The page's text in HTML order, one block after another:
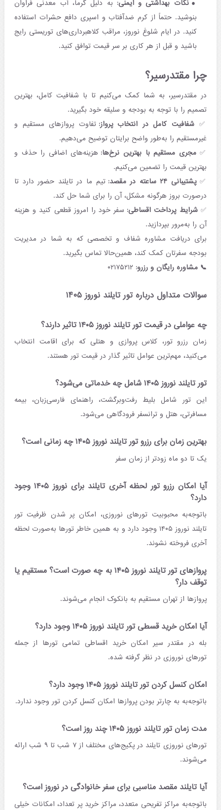
نکات بهداشتی و ایمنی: به دلیل گرما، آب معدنی فراوان
بنوشید. حتماً از کرم ضدآفتاب و اسپری دافع حشرات استفاده
کنید. در ایام شلوغ نوروز، مراقب کلاهبرداری‌های توریستی رایج
باشید و قبل از هر کاری بر سر قیمت توافق کنید.
چرا مقتدرسیر؟
در مقتدرسیر، به شما کمک می‌کنیم تا با شفافیت کامل، بهترین
تصمیم را با توجه به بودجه و سلیقه خود بگیرید.
✅شفافیت کامل در انتخاب پرواز: تفاوت پروازهای مستقیم و
غیرمستقیم را به‌طور واضح برایتان توضیح می‌دهیم.
✅مجری مستقیم با بهترین نرخ‌ها: هزینه‌های اضافی را حذف و
بهترین قیمت را تضمین می‌کنیم.
✅پشتیبانی ۲۴ ساعته در مقصد:
تیم ما در تایلند حضور دارد تا
درصورت بروز هرگونه مشکل، آن را برای شما حل کند.
✅شرایط پرداخت اقساطی: سفر خود را امروز قطعی کنید و هزینه
آن را به‌مرور بپردازید.
برای دریافت مشاوره شفاف و تخصصی که به شما در مدیریت
بودجه سفرتان کمک کند، همین‌حالا تماس بگیرید.
📞 مشاوره رایگان و رزرو: ۰۲۱۷۵۲۱۲
سوالات متداول درباره تور تایلند نوروز ۱۴۰۵
چه عواملی در قیمت تور تایلند نوروز ۱۴۰۵ تاثیر دارند؟
زمان رزرو تور، کلاس پروازی و هتلی که برای اقامت انتخاب
می‌کنید، مهم‌ترین عوامل تاثیر گذار در قیمت تور هستند.
تور تایلند نوروز ۱۴۰۵ شامل چه خدماتی می‌شود؟
این تور شامل بلیط رفت‌و‌برگشت، راهنمای فارسی‌زبان، بیمه
مسافرتی، هتل و ترانسفر فرودگاهی می‌شود.
بهترین زمان برای رزرو تور تایلند نوروز ۱۴۰۵ چه زمانی است؟
یک تا دو ماه زودتر از زمان سفر
آیا امکان رزرو تور لحظه آخری تایلند برای نوروز ۱۴۰۵ وجود
دارد؟
باتوجه‌به محبوبیت تورهای نوروزی، امکان پر شدن ظرفیت تور
تایلند نوروز ۱۴۰۵ وجود دارد و به همین خاطر تورها به‌صورت لحظه
آخری فروخته نشوند.
پروازهای تور تایلند نوروز ۱۴۰۵ به چه صورت است؟ مستقیم یا
توقف ‌دار؟
پروازها از تهران مستقیم به بانکوک انجام می‌شوند.
آیا امکان خرید قسطی تور تایلند نوروز ۱۴۰۵ وجود دارد؟
بله در مقتدر سیر امکان خرید اقساطی تمامی تورها از جمله
تورهای نوروزی در نظر گرفته شده.
امکان کنسل کردن تور تایلند نوروز ۱۴۰۵ وجود دارد؟
باتوجه‌به به چارتر بودن پروازها امکان کنسل کردن تور وجود ندارد.
مدت زمان تور تایلند نوروز ۱۴۰۵ چند روز است؟
تورهای نوروزی تایلند در پکیج‌های مختلف از ۷ شب تا ۹ شب ارائه
می‌شوند.
آیا تایلند مقصد مناسبی برای سفر خانوادگی در نوروز است؟
باتوجه‌به مراکز تفریحی متعدد، مراکز خرید پر تعداد، امکانات خیلی